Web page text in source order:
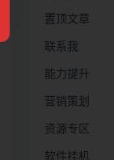
置顶文章
联系我
能力提升
营销策划
资源专区
软件挂机